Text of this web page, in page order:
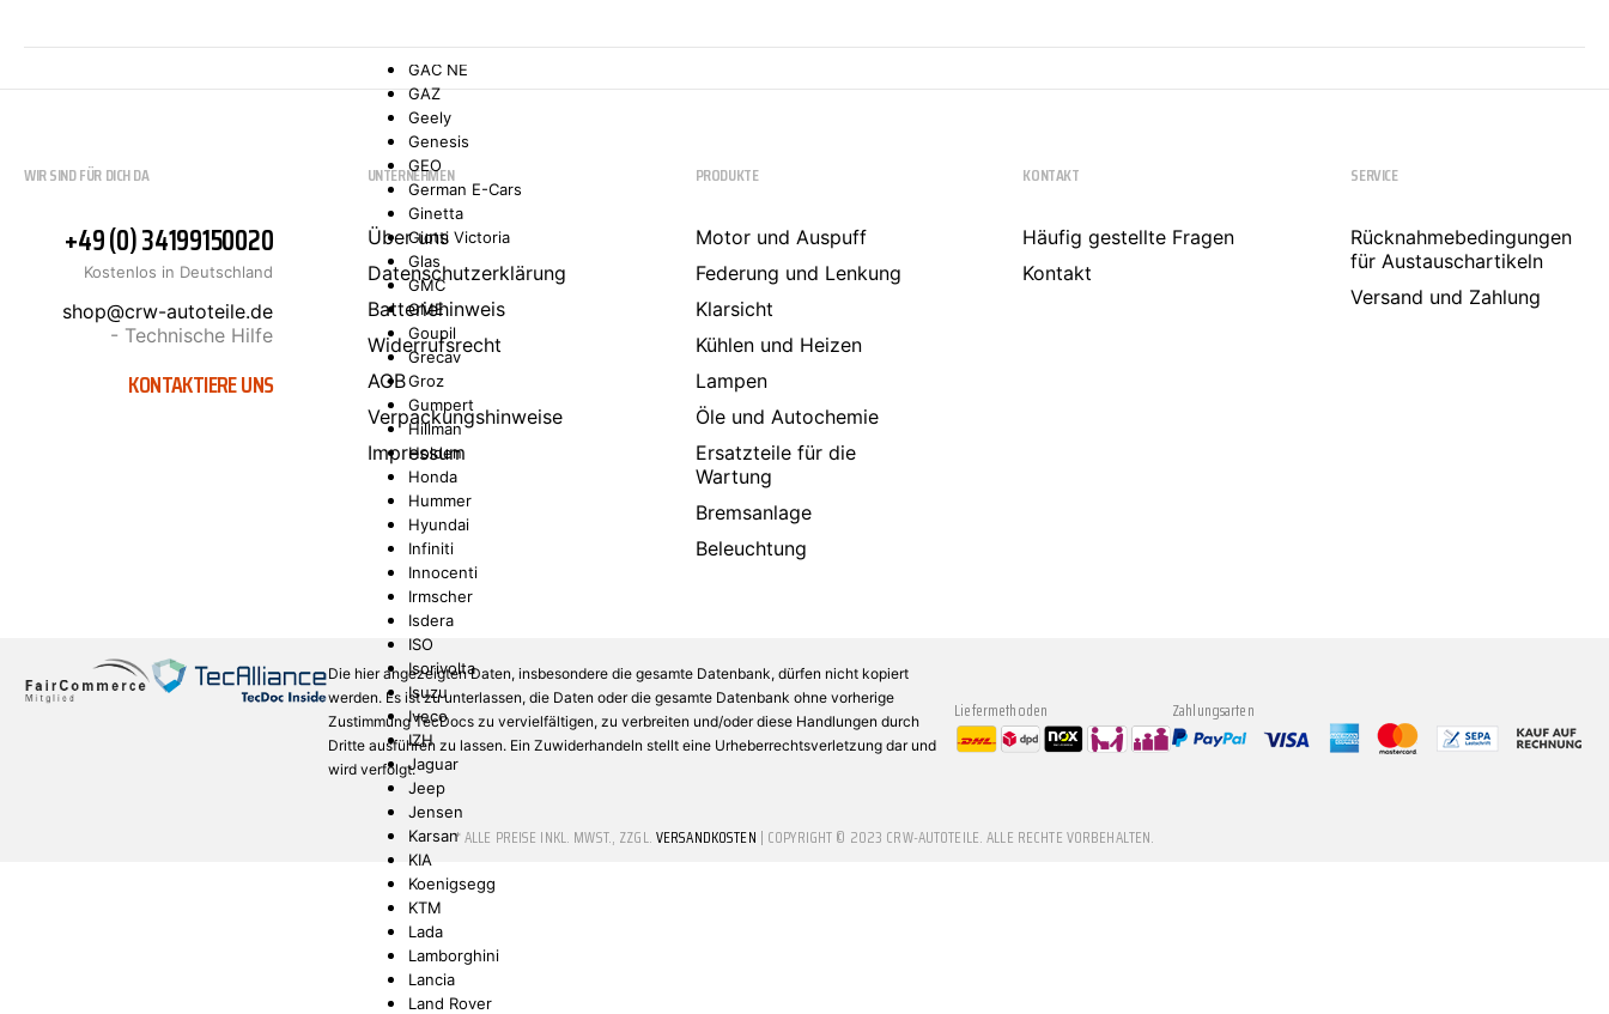
FSO
GAC NE
GAZ
Geely
Genesis
GEO
German E-Cars
Ginetta
Giotti Victoria
Glas
GMC
GME
Goupil
Grecav
Groz
Gumpert
Hillman
Holden
Honda
Hummer
Hyundai
Infiniti
Innocenti
Irmscher
Isdera
ISO
Isorivolta
Isuzu
Iveco
IZH
Jaguar
Jeep
Jensen
Karsan
KIA
Koenigsegg
KTM
Lada
Lamborghini
Lancia
Land Rover
WIR SIND FÜR DICH DA
+49 (0) 34199150020
Kostenlos in Deutschland
shop@crw-autoteile.de
- Technische Hilfe
KONTAKTIERE UNS
UNTERNEHMEN
Über uns
Datenschutzerklärung
Batteriehinweis
Widerrufsrecht
AGB
Verpackungshinweise
Impressum
PRODUKTE
Motor und Auspuff
Federung und Lenkung
Klarsicht
Kühlen und Heizen
Lampen
Öle und Autochemie
Ersatzteile für die
Wartung
Bremsanlage
Beleuchtung
KONTAKT
Häufig gestellte Fragen
Kontakt
SERVICE
Rücknahmebedingungen
für Austauschartikeln
Versand und Zahlung
Die hier angezeigten Daten, insbesondere die gesamte Datenbank, dürfen nicht kopiert
werden. Es ist zu unterlassen, die Daten oder die gesamte Datenbank ohne vorherige
Zustimmung TecDocs zu vervielfältigen, zu verbreiten und/oder diese Handlungen durch
Dritte ausführen zu lassen. Ein Zuwiderhandeln stellt eine Urheberrechtsverletzung dar und
wird verfolgt.
Liefermethoden Zahlungsarten
* ALLE PREISE INKL. MWST., ZZGL.VERSANDKOSTEN | COPYRIGHT © 2023 CRW-AUTOTEILE. ALLE RECHTE VORBEHALTEN.